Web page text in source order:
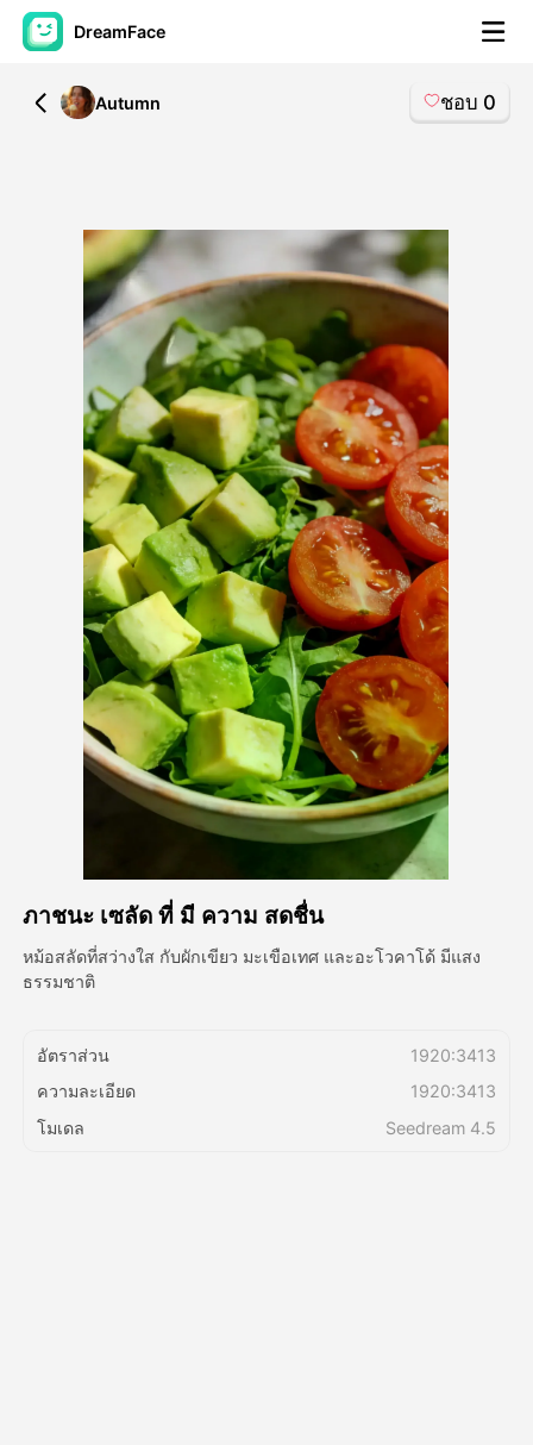
DreamFace
เครื่องมือ AI
วิดีโอ AI
รูปถ่าย
เครื่องมืออื่น ๆ
ดูทุกเครื่องมือ
เทมเพลต
วิดีโออวัตาร์
วิดีโอ AI
รูปถ่าย
เครื่องมืออื่น ๆ
ดูเทมเพลตทั้งหมด
แกลเลอรี่
ราคา
All
Autumn ชอบ 0
ภาชนะ เซลัด ที่ มี ความ สดชื่น
หม้อสลัดที่สว่างใส กับผักเขียว มะเขือเทศ และอะโวคาโด้ มีแสง
ธรรมชาติ
อัตราส่วน
1920:3413
ความละเอียด
1920:3413
โมเดล
Seedream 4.5